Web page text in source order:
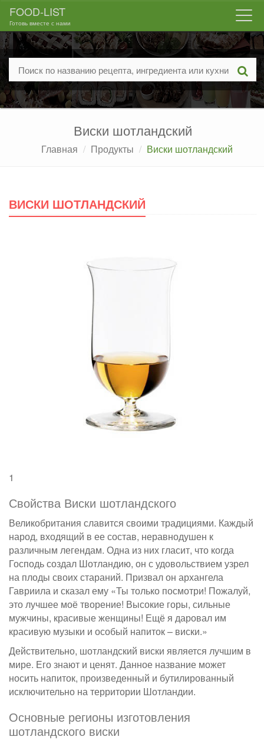
FOOD-LIST
Готовь вместе с нами
Виски шотландский
Главная Продукты Виски шотландский
ВИСКИ ШОТЛАНДСКИЙ
1
Свойства Виски шотландского
Великобритания славится своими традициями. Каждый
народ, входящий в ее состав, неравнодушен к
различным легендам. Одна из них гласит, что когда
Господь создал Шотландию, он с удовольствием узрел
на плоды своих стараний. Призвал он архангела
Гавриила и сказал ему «Ты только посмотри! Пожалуй,
это лучшее моё творение! Высокие горы, сильные
мужчины, красивые женщины! Ещё я даровал им
красивую музыки и особый напиток – виски.»
Действительно, шотландский виски является лучшим в
мире. Его знают и ценят. Данное название может
носить напиток, произведенный и бутилированный
исключительно на территории Шотландии.
Основные регионы изготовления
шотландского виски